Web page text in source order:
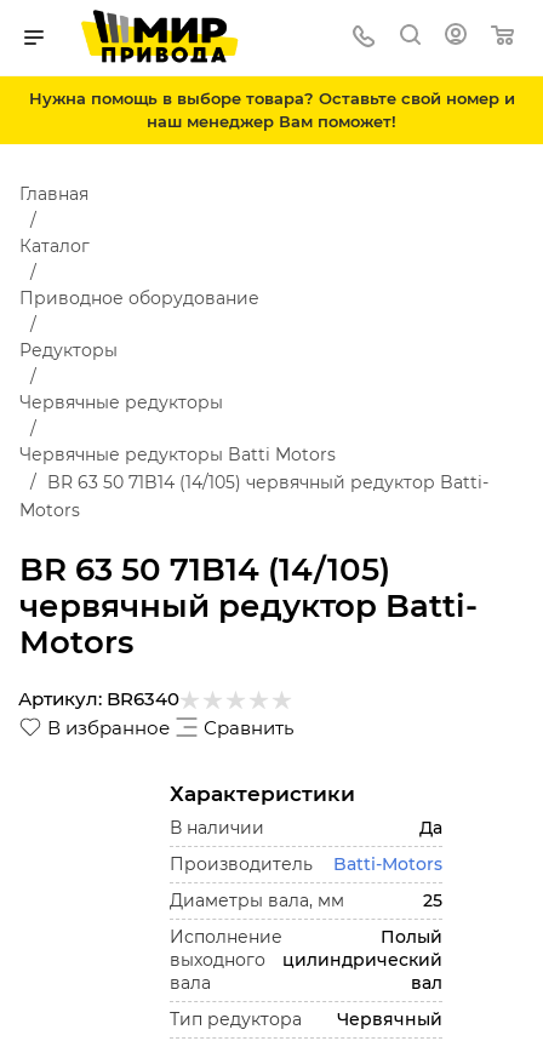
Нужна помощь в выборе товара? Оставьте свой номер и
наш менеджер Вам поможет!
BR 63 50 71B14 (14/105)
червячный редуктор Batti-
Motors
Главная
Каталог
Приводное оборудование
Редукторы
Червячные редукторы
Червячные редукторы Batti Motors
BR 63 50 71B14 (14/105) червячный редуктор Batti-
Motors
В избранное Сравнить
Артикул: BR6340
Характеристики
В наличии
Да
Производитель
Batti-Motors
Диаметры вала, мм
25
Исполнение
выходного
вала
Полый
цилиндрический
вал
Тип редуктора
Червячный